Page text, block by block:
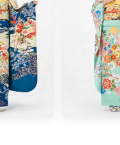
ジ。
材各種
ト。もしも大切なお